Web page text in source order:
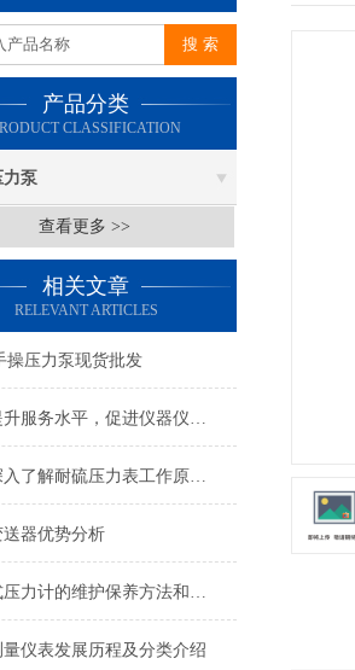
产品分类
CLASSIFICATION
力泵
查看更多 >>
相关文章
RELEVANT ARTICLES
操压力泵现货批发
努力提升服务水平，促进仪器仪表行业持续发展
带你深入了解耐硫压力表工作原理及其构造
器优势分析
活塞式压力计的维护保养方法和其工作原理介绍
仪表发展历程及分类介绍